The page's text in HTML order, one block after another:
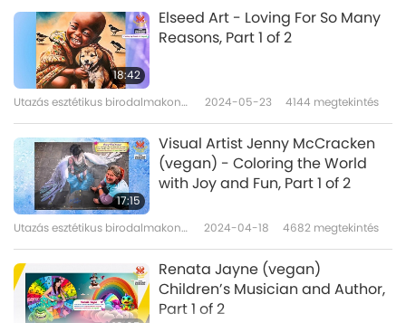
18:42
Elseed Art - Loving For So Many
Reasons, Part 1 of 2
Utazás esztétikus birodalmakon
2024-05-23 4144 megtekintés
17:15
Visual Artist Jenny McCracken
(vegan) - Coloring the World
with Joy and Fun, Part 1 of 2
Utazás esztétikus birodalmakon
2024-04-18 4682 megtekintés
Renata Jayne (vegan)
Children’s Musician and Author,
Part 1 of 2